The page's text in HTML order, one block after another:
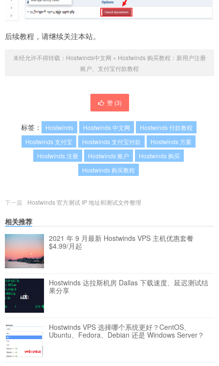
后续教程，请继续关注本站。
未经允许不得转载： Hostwinds中文网 » Hostwinds 购买教程：新用户注册
账户、支付宝付款教程
赞 (3)
标签： Hostwinds Hostwinds 中文网
Hostwinds 付款教程
Hostwinds 支付宝
Hostwinds 支付宝付款
Hostwinds 方案
Hostwinds 注册
Hostwinds 账户
Hostwinds 购买
Hostwinds 购买教程
下一篇 Hostwinds 官方测试 IP 地址和测试文件整理
相关推荐
2021 年 9 月最新 Hostwinds VPS 主机优惠套餐
$4.99/月起
Hostwinds 达拉斯机房 Dallas 下载速度、延迟测试结
果分享
Hostwinds VPS 选择哪个系统更好？CentOS、
Ubuntu、Fedora、Debian 还是 Windows Server？